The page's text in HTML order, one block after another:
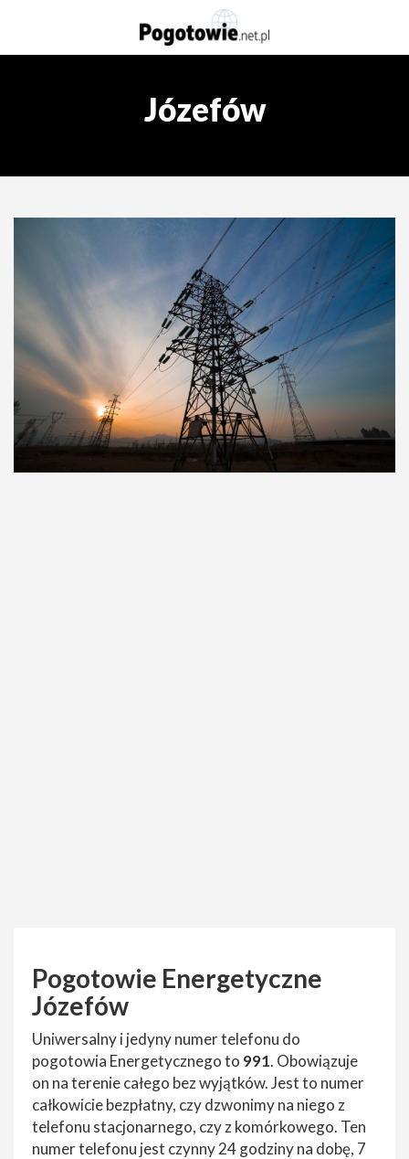
Józefów
Pogotowie Energetyczne
Józefów
Uniwersalny i jedyny numer telefonu do
pogotowia Energetycznego to 991. Obowiązuje
on na terenie całego bez wyjątków. Jest to numer
całkowicie bezpłatny, czy dzwonimy na niego z
telefonu stacjonarnego, czy z komórkowego. Ten
numer telefonu jest czynny 24 godziny na dobę, 7